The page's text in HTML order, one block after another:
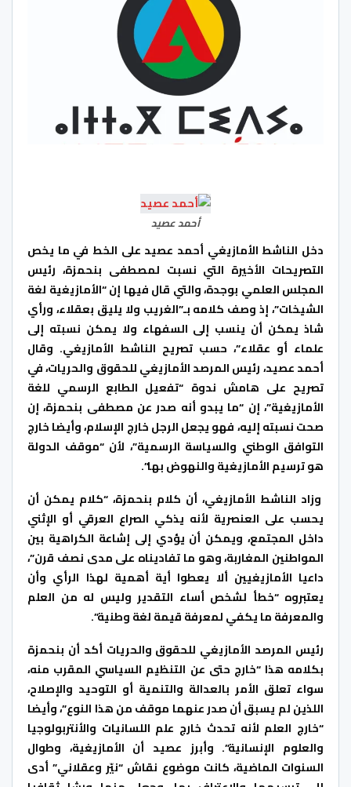
أحمد عصيد
دخل الناشط الأمازيغي أحمد عصيد على الخط في ما يخص
التصريحات الأخيرة التي نسبت لمصطفى بنحمزة، رئيس
المجلس العلمي بوجدة، والتي قال فيها إن “الأمازيغية لغة
الشيخات”، إذ وصف كلامه بـ”الغريب ولا يليق بعقلاء، ورأي
شاذ يمكن أن ينسب إلى السفهاء ولا يمكن نسبته إلى
علماء أو عقلاء”، حسب تصريح الناشط الأمازيغي. وقال
أحمد عصيد، رئيس المرصد الأمازيغي للحقوق والحريات، في
تصريح على هامش ندوة “تفعيل الطابع الرسمي للغة
الأمازيغية”، إن “ما يبدو أنه صدر عن مصطفى بنحمزة، إن
صحت نسبته إليه، فهو يجعل الرجل خارج الإسلام، وأيضا خارج
التوافق الوطني والسياسة الرسمية”، لأن “موقف الدولة
هو ترسيم الأمازيغية والنهوض بها”.
وزاد الناشط الأمازيغي، أن كلام بنحمزة، “كلام يمكن أن
يحسب على العنصرية لأنه يذكي الصراع العرقي أو الإثني
داخل المجتمع، ويمكن أن يؤدي إلى إشاعة الكراهية بين
المواطنين المغاربة، وهو ما تفاديناه على مدى نصف قرن”،
داعيا الأمازيغيين ألا يعطوا أية أهمية لهذا الرأي وأن
يعتبروه “خطأ لشخص أساء التقدير وليس له من العلم
والمعرفة ما يكفي لمعرفة قيمة لغة وطنية”.
رئيس المرصد الأمازيغي للحقوق والحريات أكد أن بنحمزة
بكلامه هذا “خارج حتى عن التنظيم السياسي المقرب منه،
سواء تعلق الأمر بالعدالة والتنمية أو التوحيد والإصلاح،
اللذين لم يسبق أن صدر عنهما موقف من هذا النوع”، وأيضا
“خارج العلم لأنه تحدث خارج علم اللسانيات والأنتربولوجيا
والعلوم الإنسانية”. وأبرز عصيد أن الأمازيغية، وطوال
السنوات الماضية، كانت موضوع نقاش “نيّر وعقلاني” أدى